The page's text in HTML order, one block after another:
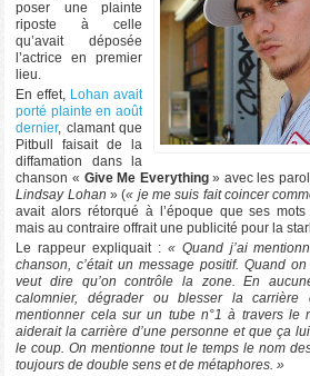
poser une plainte
riposte à celle
qu’avait déposée
l’actrice en premier
lieu.
En effet, Lohan avait
porté plainte en août
dernier, clamant que
Pitbull faisait de la
diffamation dans la
chanson « Give Me Everything» avec les
Lindsay Lohan » (« je me suis fait coincer
avait alors rétorqué à l’époque que ses mots
mais au contraire offrait une publicité pour la
Le rappeur expliquait : « Quand j’ai
chanson, c’était un message positif. Quand
veut dire qu’on contrôle la zone. En
calomnier, dégrader ou blesser la carrière
mentionner cela sur un tube n°1 à travers le
aiderait la carrière d’une personne et que ça
le coup. On mentionne tout le temps le nom
toujours de double sens et de métaphores. »